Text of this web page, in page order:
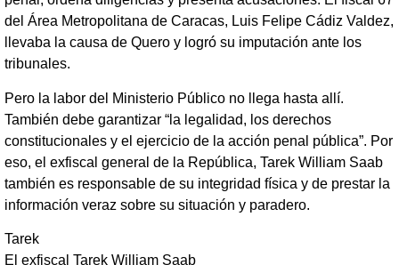
del Área Metropolitana de Caracas, Luis Felipe Cádiz Valdez,
llevaba la causa de Quero y logró su imputación ante los
tribunales.
Pero la labor del Ministerio Público no llega hasta allí.
También debe garantizar “la legalidad, los derechos
constitucionales y el ejercicio de la acción penal pública”. Por
eso, el exfiscal general de la República, Tarek William Saab
también es responsable de su integridad física y de prestar la
información veraz sobre su situación y paradero.
Tarek
El exfiscal Tarek William Saab